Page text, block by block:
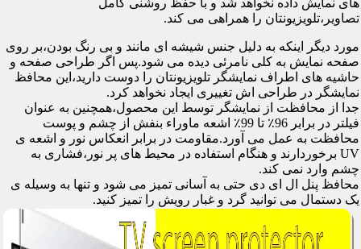
های نمایش داده نخواهد شد و با حفظ روشنی کامل
تصاویر،تلویزیونتان را همراهی می کند.
مورد دیگر اینکه به دلیل جنس شیشه ای مانند و بی رنگ بودن،بر روی
صفحه نمایش به کلی نامرئی دیده می شود.پس اگر طراحی صفحه و
حاشیه های اطراف نمایشگر تلویزیونتان را دوست دارید،این محافظ
نمایشگر در طراحی اش تغییری ایجاد نخواهد کرد.
جدا از محافظت از نمایشگر توسط این محصول،همچنین به عنوان
فیلتر در برابر 96٪ تا 99٪ اشعه ماوراء بنفش از چشم و پوست
محافظت به عمل می آورد.مقاومت در برابر انعکاس نور و اشعه ی
UV برخوردارند و هنگام استفاده در محیط های پر نور،فشاری به
چشم وارد نمی کند.
محافظ پنل ال ای دی حتی به آسانی تمیز می شود و تنها به وسیله ی
یک دستمال می توانید گرد و غبار رویش را تمیز کنید.